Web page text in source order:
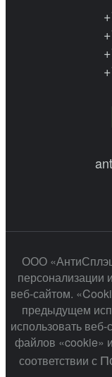
ООО
персонализации
веб-сайтом.
предыдущем
использовать
файлов «cookie»
соответствии с